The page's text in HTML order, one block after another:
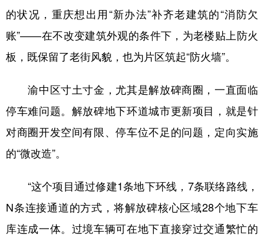
的状况，重庆想出用“新办法”补齐老建筑的“消防欠
账”——在不改变建筑外观的条件下，为老楼贴上防火
板，既保留了老街风貌，也为片区筑起“防火墙”。
渝中区寸土寸金，尤其是解放碑商圈，一直面临
停车难问题。解放碑地下环道城市更新项目，就是针
对商圈开发空间有限、停车位不足的问题，定向实施
的“微改造”。
“这个项目通过修建1条地下环线，7条联络路线，
N条连接通道的方式，将解放碑核心区域28个地下车
库连成一体。过境车辆可在地下直接穿过交通繁忙的